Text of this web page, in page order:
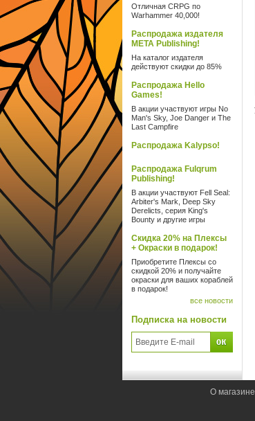
Отличная CRPG по
Warhammer 40,000!
Распродажа издателя
META Publishing!
На каталог издателя
действуют скидки до 85%
Распродажа Hello
Games!
В акции участвуют игры No
Man's Sky, Joe Danger и The
Last Campfire
Распродажа Kalypso!
Распродажа Fulqrum
Publishing!
В акции участвуют Fell Seal:
Arbiter's Mark, Deep Sky
Derelicts, серия King's
Bounty и другие игры
Скидка 20% на Плексы
+ Окраски в подарок!
Приобретите Плексы со
скидкой 20% и получайте
окраски для ваших кораблей
в подарок!
все новости
Подписка на новости
О магазине